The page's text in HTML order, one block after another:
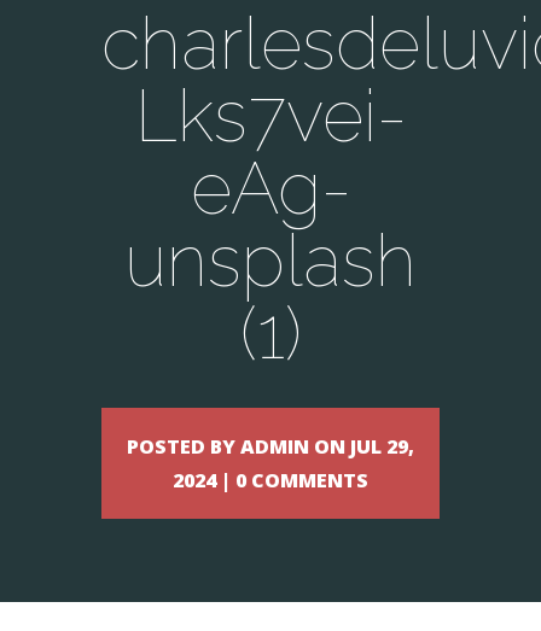
Lks7vei-
eAg-
unsplash
(1)
POSTED BY ADMIN ON JUL 29,
2024 | 0 COMMENTS